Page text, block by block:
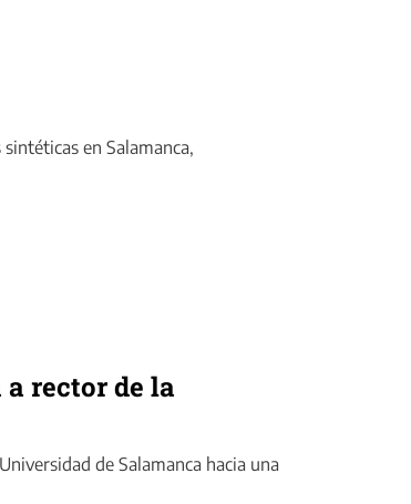
en Salamanca,
rector de la
de Salamanca hacia una